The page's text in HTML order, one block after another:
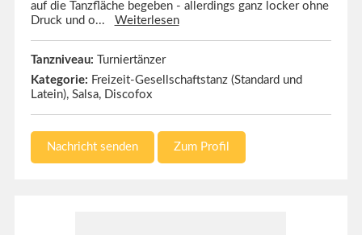
auf die Tanzfläche begeben - allerdings ganz locker ohne
Druck und o... Weiterlesen
Tanzniveau:
Turniertänzer
Kategorie: Freizeit-Gesellschaftstanz (Standard und
Latein), Salsa, Discofox
Nachricht senden Zum Profil